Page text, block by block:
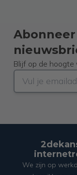
Blijf op de
We zijn op